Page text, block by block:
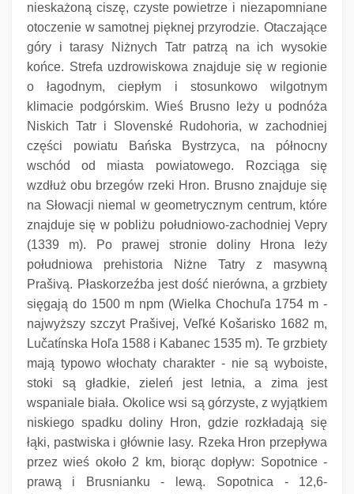
nieskażoną ciszę, czyste powietrze i niezapomniane
otoczenie w samotnej pięknej przyrodzie. Otaczające
góry i tarasy Niżnych Tatr patrzą na ich wysokie
końce. Strefa uzdrowiskowa znajduje się w regionie
o łagodnym, ciepłym i stosunkowo wilgotnym
klimacie podgórskim. Wieś Brusno leży u podnóża
Niskich Tatr i Slovenské Rudohoria, w zachodniej
części powiatu Bańska Bystrzyca, na północny
wschód od miasta powiatowego.
Rozciąga się
wzdłuż obu brzegów rzeki Hron. Brusno znajduje się
na Słowacji niemal w geometrycznym centrum, które
znajduje się w pobliżu południowo-zachodniej Vepry
(1339 m).
Po prawej stronie doliny Hrona leży
południowa prehistoria Niżne Tatry z masywną
Prašivą. Płaskorzeźba jest dość nierówna, a grzbiety
sięgają do 1500 m npm (Wielka Chochuľa 1754 m -
najwyższy szczyt Prašivej, Veľké Košarisko 1682 m,
Lučatínska Hoľa 1588 i Kabanec 1535 m). Te grzbiety
mają typowo włochaty charakter - nie są wyboiste,
stoki są gładkie, zieleń jest letnia, a zima jest
wspaniale biała. Okolice wsi są górzyste, z wyjątkiem
niskiego spadku doliny Hron, gdzie rozkładają się
łąki, pastwiska i głównie lasy. Rzeka Hron przepływa
przez wieś około 2 km, biorąc dopływ: Sopotnice -
prawą i Brusnianku - lewą.
Sopotnica - 12,6-